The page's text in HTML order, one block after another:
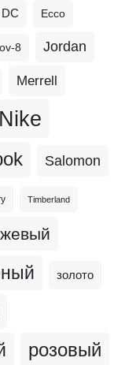
DC Ecco
8 Jordan
Merrell
Nike
Salomon
Timberland
золото
розовый